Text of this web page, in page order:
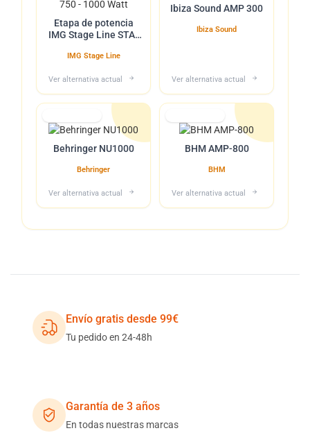
Etapa de potencia
IMG Stage Line STA-
IMG Stage Line
Ver alternativa actual
Ibiza Sound AMP 300
Ibiza Sound
Ver alternativa actual
Behringer NU1000
Behringer
Ver alternativa actual
BHM AMP-800
BHM
Ver alternativa actual
Envío gratis desde 99€
Tu pedido en 24-48h
Garantía de 3 años
En todas nuestras marcas